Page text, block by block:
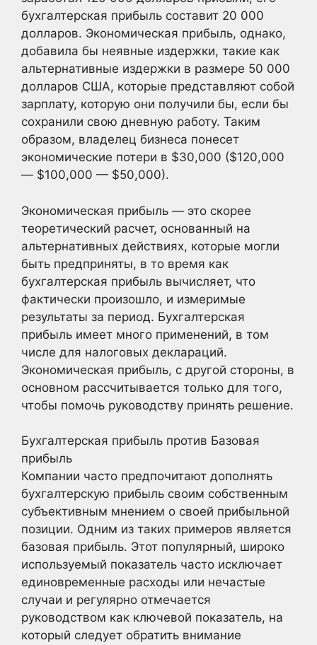
бухгалтерская прибыль составит 20 000
долларов. Экономическая прибыль, однако,
добавила бы неявные издержки, такие как
альтернативные издержки в размере 50 000
долларов США, которые представляют собой
зарплату, которую они получили бы, если бы
сохранили свою дневную работу. Таким
образом, владелец бизнеса понесет
экономические потери в $30,000 ($120,000
— $100,000 — $50,000).
Экономическая прибыль — это скорее
теоретический расчет, основанный на
альтернативных действиях, которые могли
быть предприняты, в то время как
бухгалтерская прибыль вычисляет, что
фактически произошло, и измеримые
результаты за период. Бухгалтерская
прибыль имеет много применений, в том
числе для налоговых деклараций.
Экономическая прибыль, с другой стороны, в
основном рассчитывается только для того,
чтобы помочь руководству принять решение.
Бухгалтерская прибыль против Базовая
прибыль
Компании часто предпочитают дополнять
бухгалтерскую прибыль своим собственным
субъективным мнением о своей прибыльной
позиции. Одним из таких примеров является
базовая прибыль. Этот популярный, широко
используемый показатель часто исключает
единовременные расходы или нечастые
случаи и регулярно отмечается
руководством как ключевой показатель, на
который следует обратить внимание